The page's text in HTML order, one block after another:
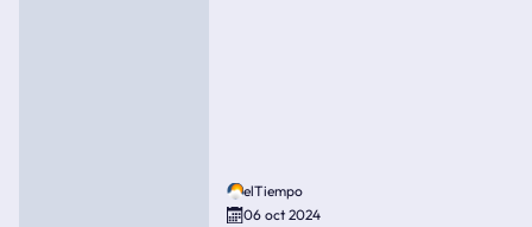
elTiempo
06 oct 2024